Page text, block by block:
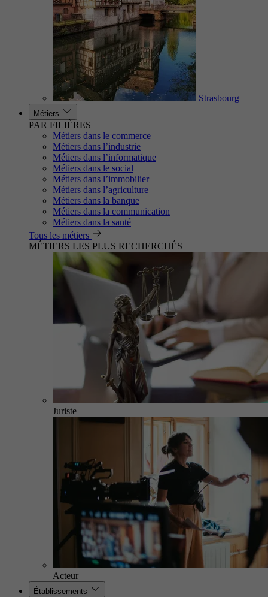
Strasbourg
Métiers
PAR FILIÈRES
Métiers dans le commerce
Métiers dans l’industrie
Métiers dans l’informatique
Métiers dans le social
Métiers dans l’immobilier
Métiers dans l’agriculture
Métiers dans la banque
Métiers dans la communication
Métiers dans la santé
Tous les métiers
MÉTIERS LES PLUS RECHERCHÉS
Juriste
Acteur
Établissements